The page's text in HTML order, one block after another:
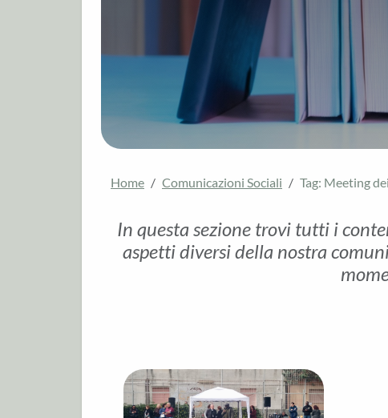
Home Comunicazioni Sociali Tag: Meeting
In questa sezione trovi tutti i
aspetti diversi della nostra